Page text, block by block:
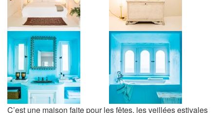
C’est une maison faite pour les fêtes, les veillées estivales